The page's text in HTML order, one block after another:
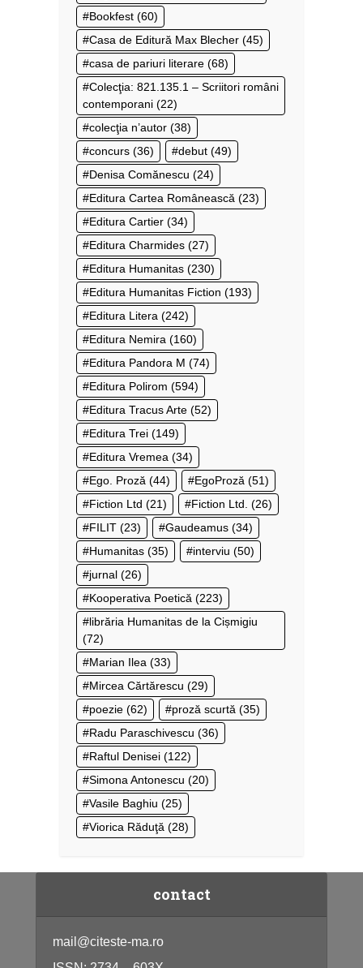
Bookfest (60)
Casa de Editură Max Blecher (45)
casa de pariuri literare (68)
Colecţia: 821.135.1 – Scriitori români
contemporani (22)
colecţia n’autor (38)
concurs (36) debut (49)
Denisa Comănescu (24)
Editura Cartea Românească (23)
Editura Cartier (34)
Editura Charmides (27)
Editura Humanitas (230)
Editura Humanitas Fiction (193)
Editura Litera (242)
Editura Nemira (160)
Editura Pandora M (74)
Editura Polirom (594)
Editura Tracus Arte (52)
Editura Trei (149)
Editura Vremea (34)
Ego. Proză (44) EgoProză (51)
Fiction Ltd (21) Fiction Ltd. (26)
FILIT (23) Gaudeamus (34)
Humanitas (35) interviu (50)
jurnal (26)
Kooperativa Poetică (223)
librăria Humanitas de la Cișmigiu
(72)
Marian Ilea (33)
Mircea Cărtărescu (29)
poezie (62) proză scurtă (35)
Radu Paraschivescu (36)
Raftul Denisei (122)
Simona Antonescu (20)
Vasile Baghiu (25)
Viorica Răduţă (28)
contact
mail@citeste-ma.ro